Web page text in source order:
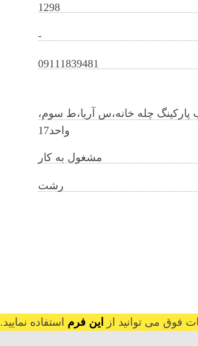
1298
-
09111839481
چله خانه،س آریا،ط سوم،
واحد17
مشغول به کار
رشت
فوق می توانید از این فرم استفاده نمایید.